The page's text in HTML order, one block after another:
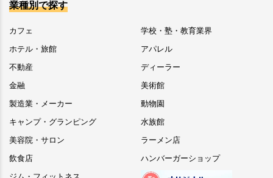
業種別で探す
カフェ
ホテル・旅館
不動産
金融
製造業・メーカー
キャンプ・グランピング
美容院・サロン
飲食店
学校・塾・教育業界
アパレル
ディーラー
美術館
動物園
水族館
ラーメン店
ハンバーガーショップ